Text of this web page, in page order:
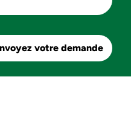
votre demande